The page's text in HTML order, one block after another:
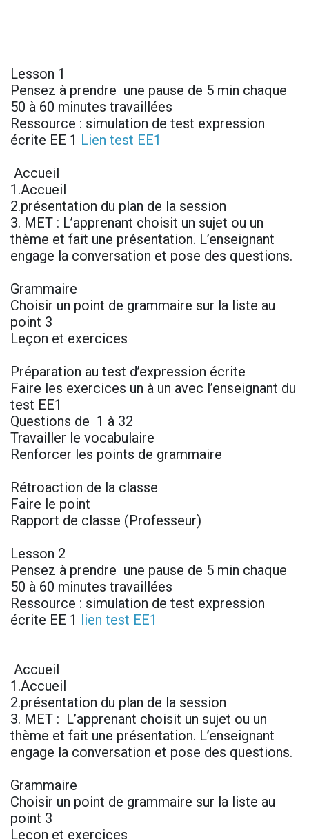
Lesson 1
Pensez à prendre une pause de 5 min chaque
50 à 60 minutes travaillées
Ressource : simulation de test expression
écrite EE 1 Lien test EE1
Accueil
1.Accueil
2.présentation du plan de la session
3. MET : L’apprenant choisit un sujet ou un
thème et fait une présentation. L’enseignant
engage la conversation et pose des questions.
Grammaire
Choisir un point de grammaire sur la liste au
point 3
Leçon et exercices
Préparation au test d’expression écrite
Faire les exercices un à un avec l’enseignant du
test EE1
Questions de 1 à 32
Travailler le vocabulaire
Renforcer les points de grammaire
Rétroaction de la classe
Faire le point
Rapport de classe (Professeur)
Lesson 2
Pensez à prendre une pause de 5 min chaque
50 à 60 minutes travaillées
Ressource : simulation de test expression
écrite EE 1 lien test EE1
Accueil
1.Accueil
2.présentation du plan de la session
3. MET : L’apprenant choisit un sujet ou un
thème et fait une présentation. L’enseignant
engage la conversation et pose des questions.
Grammaire
Choisir un point de grammaire sur la liste au
point 3
Leçon et exercices